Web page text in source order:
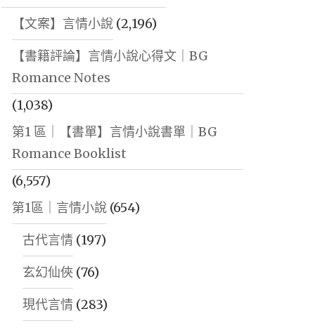
【文案】言情小說(2,196)
【書籍評論】言情小說心得文｜BG
Romance Notes
(1,038)
第1 區｜【書單】言情小說書單｜BG
Romance Booklist
(6,557)
第1區｜言情小說(654)
古代言情(197)
玄幻仙俠 (76)
現代言情(283)